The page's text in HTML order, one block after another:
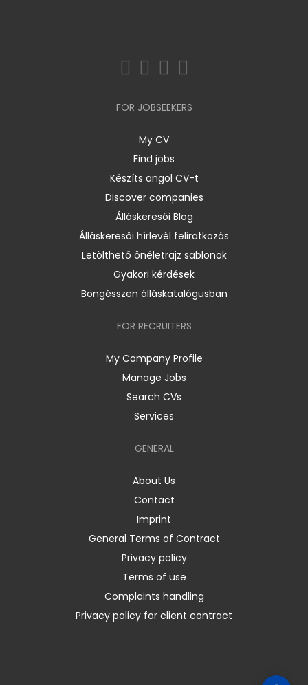
FOR JOBSEEKERS
My CV
Find jobs
Készíts angol CV-t
Discover companies
Álláskeresői Blog
Álláskeresői hírlevél feliratkozás
Letölthető önéletrajz sablonok
Gyakori kérdések
Böngésszen álláskatalógusban
FOR RECRUITERS
My Company Profile
Manage Jobs
Search CVs
Services
GENERAL
About Us
Contact
Imprint
General Terms of Contract
Privacy policy
Terms of use
Complaints handling
Privacy policy for client contract